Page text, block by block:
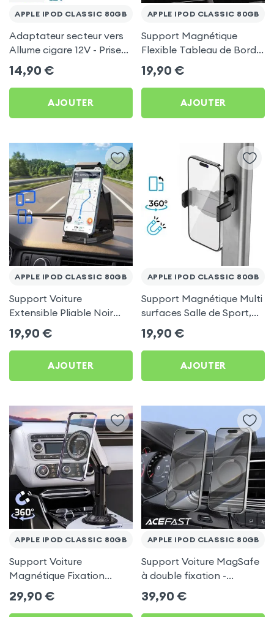
APPLE IPOD CLASSIC 80GB
Adaptateur secteur vers
Allume cigare 12V - Prise
220V Noir
14,90 €
AJOUTER
APPLE IPOD CLASSIC 80GB
Support Magnétique
Flexible Tableau de Bord
et Écran central pour
Apple iPod Classic 80Gb
19,90 €
AJOUTER
APPLE IPOD CLASSIC 80GB
Support Voiture
Extensible Pliable Noir
Carbone pour Apple iPod
Classic 80Gb
19,90 €
AJOUTER
APPLE IPOD CLASSIC 80GB
Support Magnétique Multi
surfaces Salle de Sport,
frigo pour Apple iPod
Classic 80Gb
19,90 €
AJOUTER
APPLE IPOD CLASSIC 80GB
Support Voiture
Magnétique Fixation
Porte-gobelet pour Apple
iPod Classic 80Gb
29,90 €
APPLE IPOD CLASSIC 80GB
Support Voiture MagSafe
à double fixation -
Acefast pour Apple iPod
Classic 80Gb
39,90 €